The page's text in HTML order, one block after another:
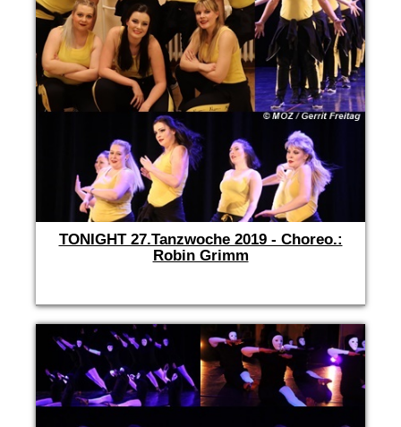
TONIGHT 27.Tanzwoche 2019 - Choreo.:
Robin Grimm